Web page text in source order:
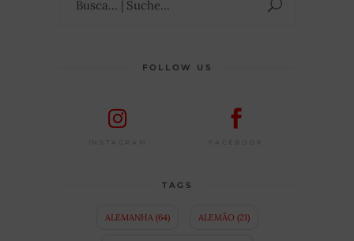
FOLLOW US
INSTAGRAM FACEBOOK
TAGS
ALEMANHA(64) ALEMÃO (21)